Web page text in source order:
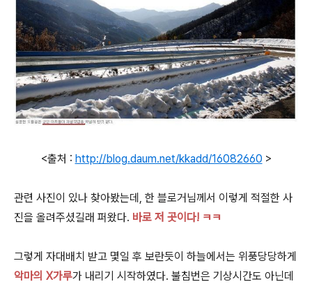
<출처 : http://blog.daum.net/kkadd/16082660 >
관련 사진이 있나 찾아봤는데, 한 블로거님께서 이렇게 적절한 사
진을 올려주셨길래 퍼왔다. 바로 저 곳이다! ㅋㅋ
그렇게 자대배치 받고 몇일 후 보란듯이 하늘에서는 위풍당당하게
악마의 X가루가 내리기 시작하였다. 불침번은 기상시간도 아닌데